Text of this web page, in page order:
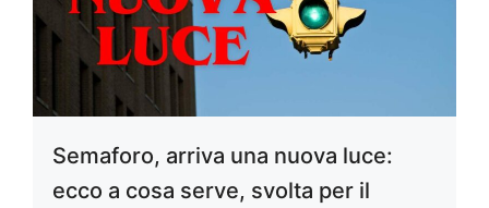
Semaforo, arriva una nuova luce:
ecco a cosa serve, svolta per il